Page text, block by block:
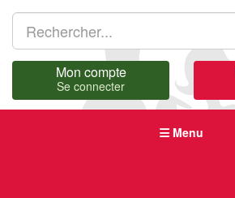
Mon compte
Se connecter
Menu